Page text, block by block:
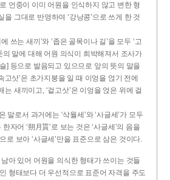
언중이 이미 어원을 인식하지 않고 변한 형
그대로 반영하여 ‘강낭콩’으로 쓰게 한 것
쓰는 새끼’와 ‘좁은 골목이나 길’을 모두 ‘고
의 말에 대해 어원 의식이 희박해져서 조사가
] 등으로 발음되고 있으므로 앞의 뜻의 말을
고삿’은 초가지붕을 일 때 이엉을 얹기 전에
새끼이고, ‘겉고삿’은 이엉을 얹은 위에 걸
말로서 과거에는 ‘삭월세’와 ‘사글세’가 모두
자어 ‘朔月貰’로 보는 것은 ‘사글세’의 음을
로 보아 ‘사글세’만을 표준으로 삼은 것이다.
아 있어 어원을 의식한 형태가 쓰이는 것들
형태보다 더 우선적으로 표준어 자격을 주도